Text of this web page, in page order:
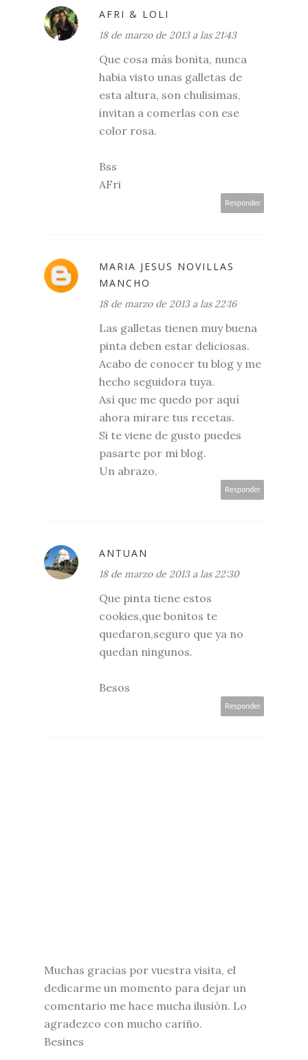
AFRI & LOLI
18 de marzo de 2013 a las 21:43
Que cosa más bonita, nunca
habia visto unas galletas de
esta altura, son chulisimas,
invitan a comerlas con ese
color rosa.
Bss
AFri
Responder
MARIA JESUS NOVILLAS
MANCHO
18 de marzo de 2013 a las 22:16
Las galletas tienen muy buena
pinta deben estar deliciosas.
Acabo de conocer tu blog y me
hecho seguidora tuya.
Así que me quedo por aquí
ahora mirare tus recetas.
Si te viene de gusto puedes
pasarte por mi blog.
Un abrazo.
Responder
ANTUAN
18 de marzo de 2013 a las 22:30
Que pinta tiene estos
cookies,que bonitos te
quedaron,seguro que ya no
quedan ningunos.
Besos
Responder
Muchas gracias por vuestra visita, el
dedicarme un momento para dejar un
comentario me hace mucha ilusión. Lo
agradezco con mucho cariño.
Besines